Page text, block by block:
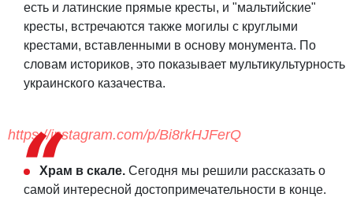
есть и латинские прямые кресты, и "мальтийские"
кресты, встречаются также могилы с круглыми
крестами, вставленными в основу монумента. По
словам историков, это показывает мультикультурность
украинского казачества.
https://instagram.com/p/Bi8rkHJFerQ
Храм в скале. Сегодня мы решили рассказать о
самой интересной достопримечательности в конце.